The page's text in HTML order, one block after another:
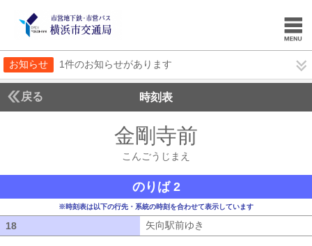
お知らせ 1件のお知らせがあります
戻る 時刻表
金剛寺前
こんごうじまえ
のりば 2
※時刻表は以下の行先・系統の時刻を合わせて表示しています
18 矢向駅前ゆき